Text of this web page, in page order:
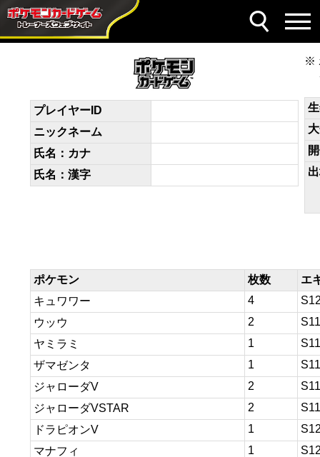
デッキコード
NLgQnQ-XeMmbF-HgngQN
プレイヤーID
ニックネーム
氏名：カナ
氏名：漢字
ポケモン 枚数
エ
キュワワー
4
ウッウ
2
S11
ヤミラミ
1
S11
ザマゼンタ
1
ジャローダV
2
ジャローダVSTAR
2
ドラピオンV
1
マナフィ
1